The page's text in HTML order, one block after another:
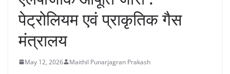
पेट्रोलियम एवं प्राकृतिक गैस
मंत्रालय
May 12, 2026 Maithil Punarjagran Prakash